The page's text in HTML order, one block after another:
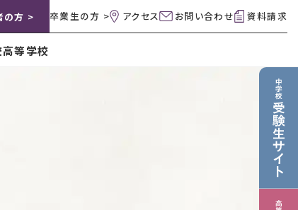
の方 > 卒業生の方 > アクセス お問い合わせ 資料請求
高等学校